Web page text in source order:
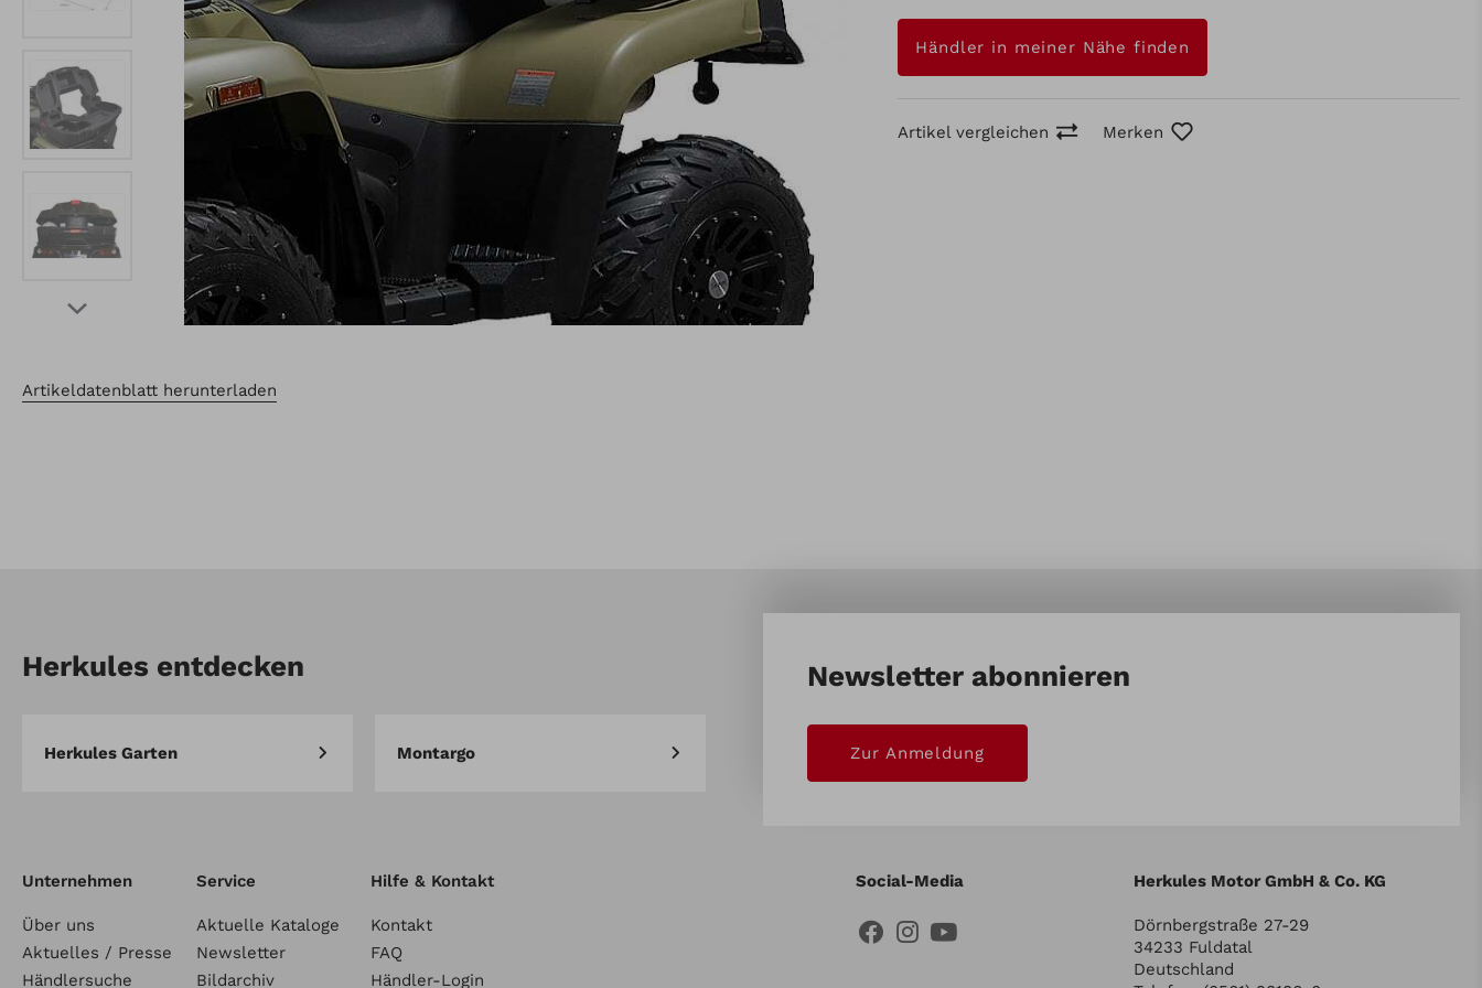
Artikeldatenblatt herunterladen
Händler in meiner Nähe finden
Artikel vergleichen Merken
Herkules entdecken
Herkules Garten Montargo
Newsletter abonnieren
Zur Anmeldung
Unternehmen
Über uns
Aktuelles / Presse
Händlersuche
Service
Aktuelle Kataloge
Newsletter
Bildarchiv
Hilfe & Kontakt
Kontakt
FAQ
Händler-Login
Social-Media Herkules Motor GmbH & Co. KG
Dörnbergstraße 27-29
34233 Fuldatal
Deutschland